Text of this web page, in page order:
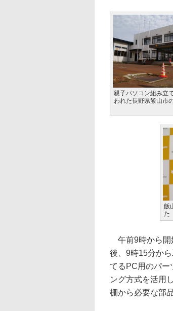
親子パソコン組み立
われた長野県飯山市
飯
た
午前9時から開
後、9時15分か
てるPC用のパー
ング方式を活用
棚から必要な部